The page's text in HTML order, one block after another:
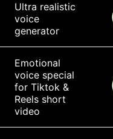
Ultra realistic
voice
generator
Emotional
voice special
for Tiktok &
Reels short
video